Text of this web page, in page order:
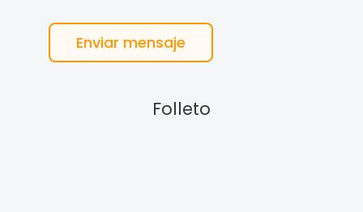
Enviar mensaje
Folleto